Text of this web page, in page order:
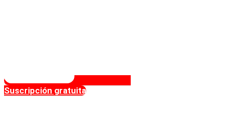
Suscripción gratuita